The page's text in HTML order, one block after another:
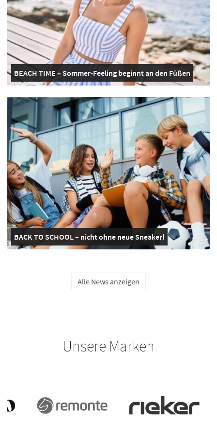
BEACH TIME – Sommer-Feeling beginnt an den Füßen
BACK TO SCHOOL – nicht ohne neue Sneaker!
Alle News anzeigen
Unsere Marken